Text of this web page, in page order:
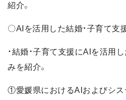
紹介。
〇AIを活用した結婚・子育て支
・結婚・子育て支援にAIを活用
みを紹介。
①愛媛県におけるAIおよびシス